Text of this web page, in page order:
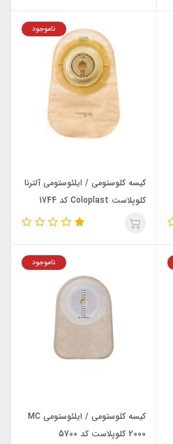
ناموجود
کیسه کلوستومی / ایلئوستومی آلترنا
کلوپلاست Coloplast کد 1744
ناموجود
کیسه کلوستومی / ایلئوستومی MC
2000 کلوپلاست کد 5700